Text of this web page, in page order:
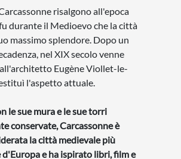
risalgono all'epoca
durante il Medioevo che la città
massimo splendore. Dopo un
nel XIX secolo venne
Eugène Viollet-le-
l'aspetto attuale.
le sue mura e le sue torri
conservate, Carcassonne è
la città medievale più
e ha ispirato libri, film e